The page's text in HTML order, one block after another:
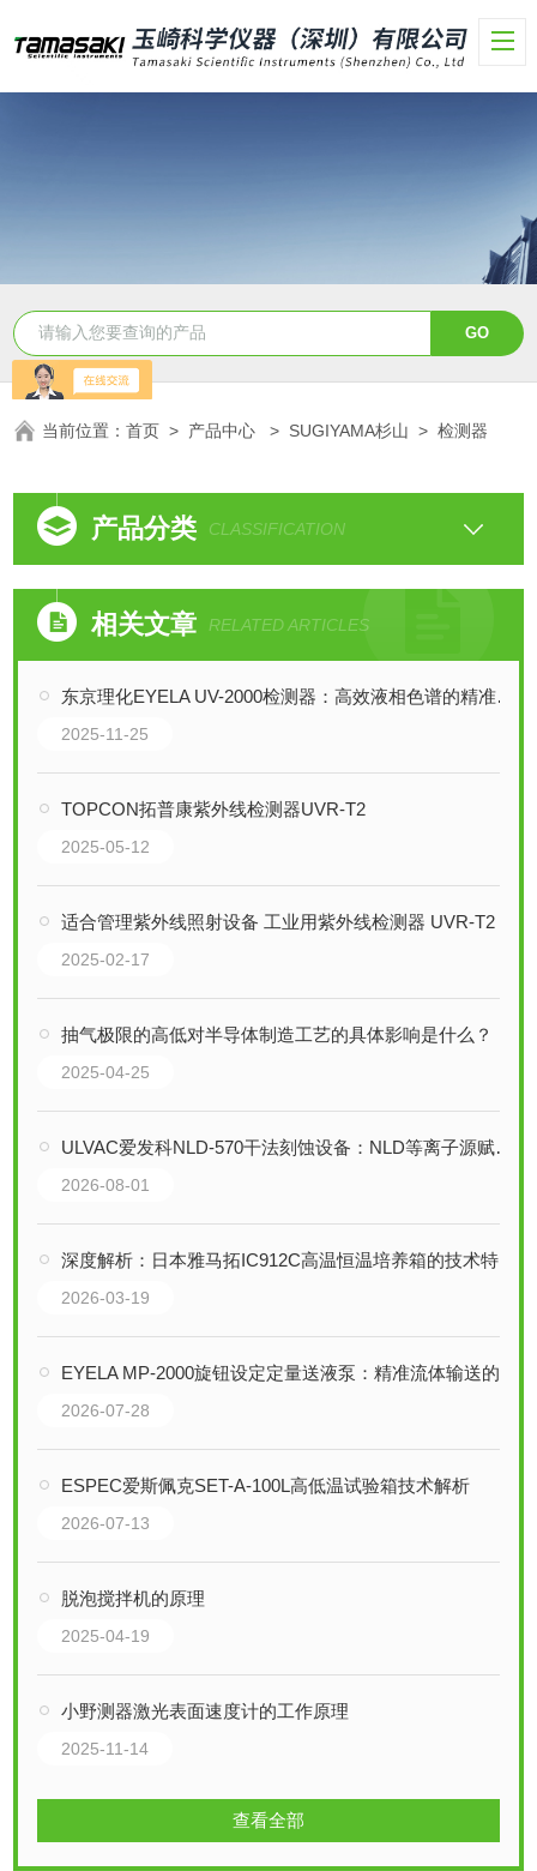
当前位置：首页 > 产品中心 > SUGIYAMA杉山 >检测器
产品分类 CLASSIFICATION
相关文章 RELATED ARTICLES
东京理化EYELA UV-2000检测器：高效液相色谱的精准之眼
2025-11-25
TOPCON拓普康紫外线检测器UVR-T2
2025-05-12
适合管理紫外线照射设备 工业用紫外线检测器 UVR-T2
2025-02-17
抽气极限的高低对半导体制造工艺的具体影响是什么？
2025-04-25
ULVAC爱发科NLD-570干法刻蚀设备：NLD等离子源赋能研发级精密微加工
2026-08-01
深度解析：日本雅马拓IC912C高温恒温培养箱的技术特性与应用
2026-03-19
EYELA MP-2000旋钮设定定量送液泵：精准流体输送的可靠之选
2026-07-28
ESPEC爱斯佩克SET-A-100L高低温试验箱技术解析
2026-07-13
脱泡搅拌机的原理
2025-04-19
小野测器激光表面速度计的工作原理
2025-11-14
查看全部